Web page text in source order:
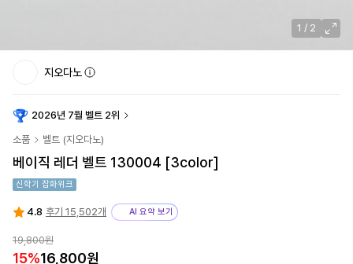
1 / 2
지오다노
2026년 7월 벨트 2위
소품 벨트 (지오다노)
베이직 레더 벨트 130004 [3color]
신학기 잡화위크
4.8 후기 15,502개 AI 요약 보기
19,800원
15%16,800원